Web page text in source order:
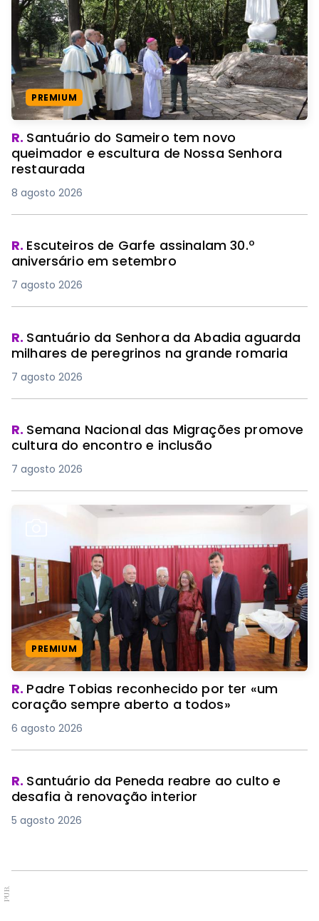
PREMIUM
R. Santuário do Sameiro tem novo
queimador e escultura de Nossa Senhora
restaurada
8 agosto 2026
R. Escuteiros de Garfe assinalam 30.º
aniversário em setembro
7 agosto 2026
R. Santuário da Senhora da Abadia aguarda
milhares de peregrinos na grande romaria
7 agosto 2026
R. Semana Nacional das Migrações promove
cultura do encontro e inclusão
7 agosto 2026
PREMIUM
R. Padre Tobias reconhecido por ter «um
coração sempre aberto a todos»
6 agosto 2026
R. Santuário da Peneda reabre ao culto e
desafia à renovação interior
5 agosto 2026
PUB.